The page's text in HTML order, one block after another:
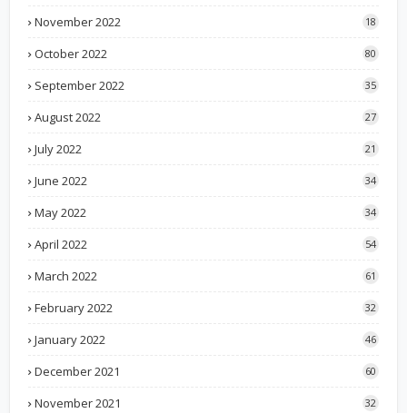
November 2022 18
October 2022 80
September 2022 35
August 2022 27
July 2022 21
June 2022 34
May 2022 34
April 2022 54
March 2022 61
February 2022 32
January 2022 46
December 2021 60
November 2021 32